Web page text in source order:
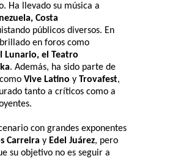
Ha llevado su música a
Costa
públicos diversos. En
en foros como
el Teatro
. Además, ha sido parte de
Vive Latino y Trovafest,
tanto a críticos como a
con grandes exponentes
Carreira y Edel Juárez, pero
su objetivo no es seguir a